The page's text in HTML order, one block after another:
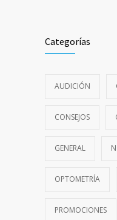
Categorías
AUDICIÓN
CONSEJOS
GENERAL
OPTOMETRÍA
PROMOCIONES